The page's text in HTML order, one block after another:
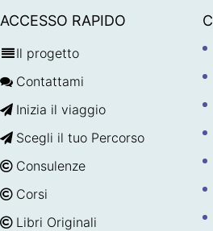
ACCESSO RAPIDO
Il progetto
Contattami
Inizia il viaggio
Scegli il tuo Percorso
Consulenze
Corsi
Libri Originali